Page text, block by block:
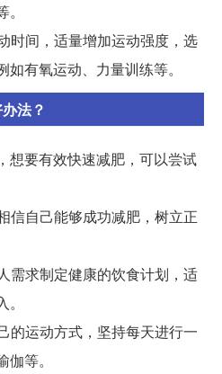
时间，适量增加运动强度，选
有氧运动、力量训练等。
法？
想要有效快速减肥，可以尝试
信自己能够成功减肥，树立正
需求制定健康的饮食计划，适
的运动方式，坚持每天进行一
等。